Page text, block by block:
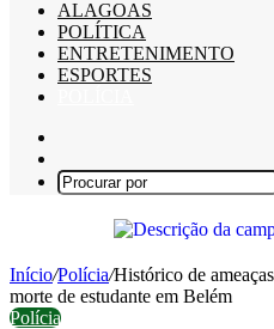
ALAGOAS
POLÍTICA
ENTRETENIMENTO
ESPORTES
skin
Início/Polícia/Histórico de
morte de estudante em Belém
Polícia